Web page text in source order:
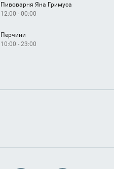
Пивоварня Яна Гримуса
12:00 - 00:00
Перчини
10:00 - 23:00